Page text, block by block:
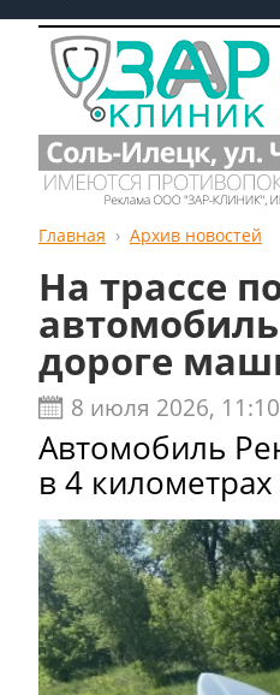
Главная Архив новостей
На трассе
дороге
8 июля 2026, 11:10
Автомобиль
в 4